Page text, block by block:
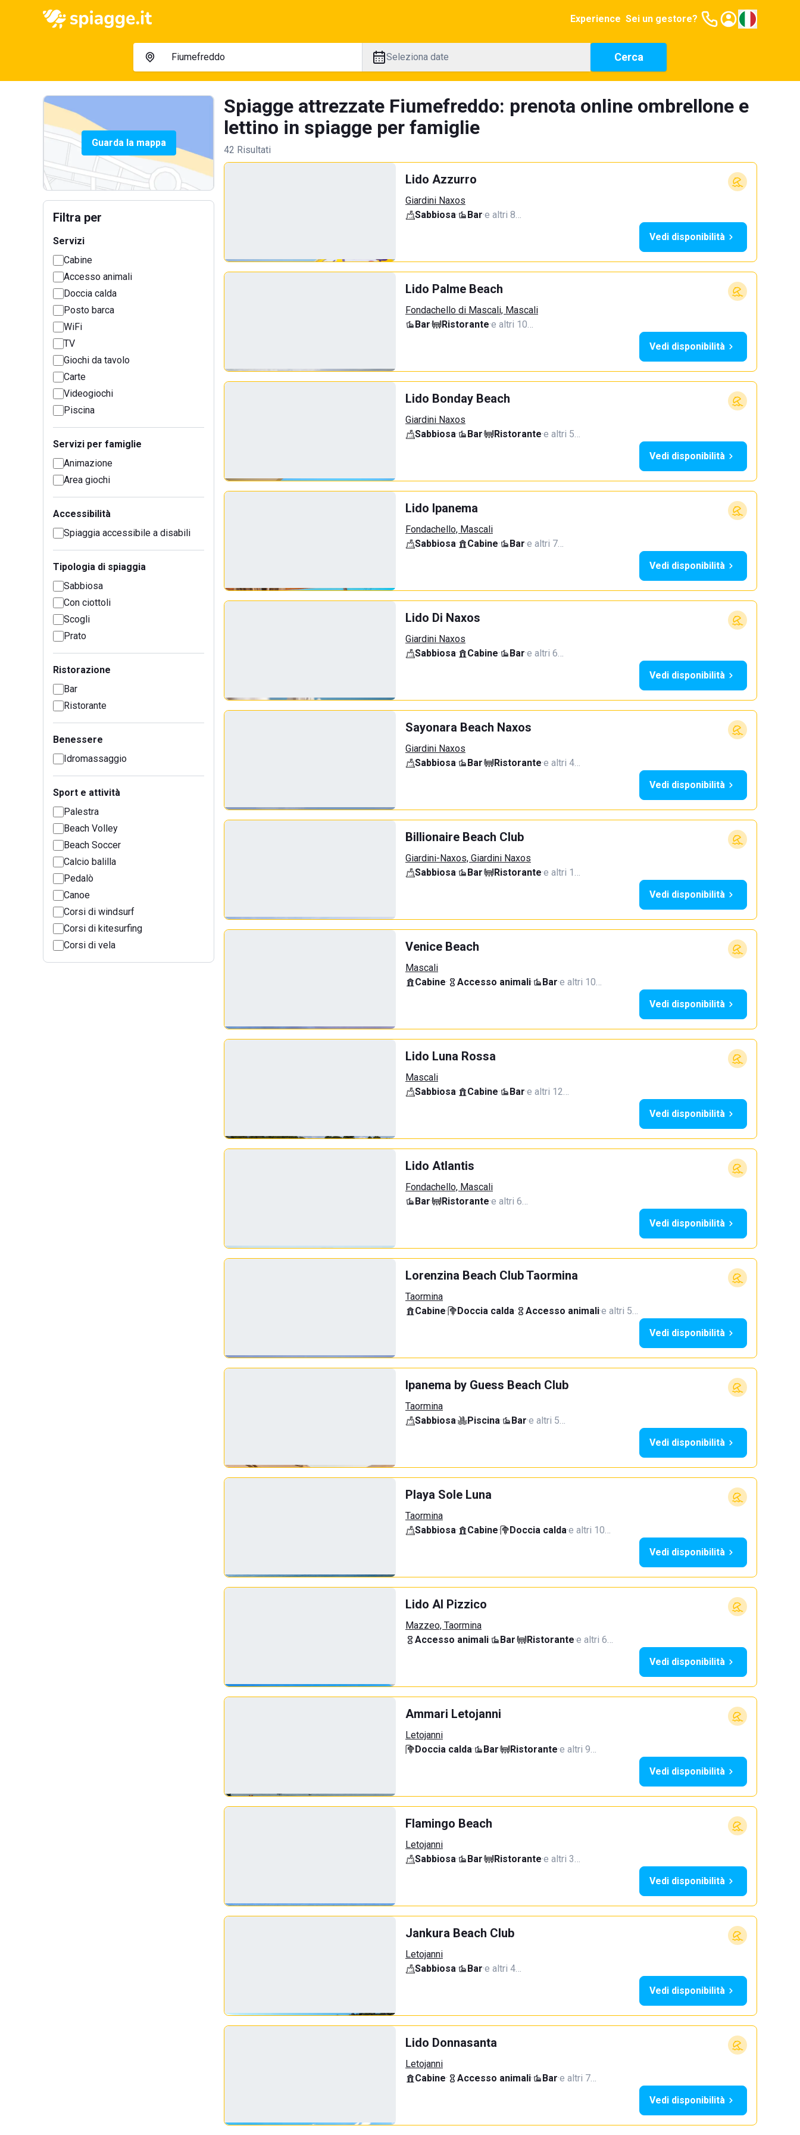
Experience Sei un gestore?
Seleziona date Cerca
Guarda la mappa
Filtra per
Servizi
Cabine
Accesso animali
Doccia calda
Posto barca
WiFi
TV
Giochi da tavolo
Carte
Videogiochi
Piscina
Servizi per famiglie
Animazione
Area giochi
Accessibilità
Spiaggia accessibile a disabili
Tipologia di spiaggia
Sabbiosa
Con ciottoli
Scogli
Prato
Ristorazione
Bar
Ristorante
Benessere
Idromassaggio
Sport e attività
Palestra
Beach Volley
Beach Soccer
Calcio balilla
Pedalò
Canoe
Corsi di windsurf
Corsi di kitesurfing
Corsi di vela
Spiagge attrezzate Fiumefreddo: prenota online ombrellone e
lettino in spiagge per famiglie
42 Risultati
Lido Azzurro
Giardini Naxos
Sabbiosa· Bar·e altri 8…
Vedi disponibilità
Lido Palme Beach
Fondachello di Mascali, Mascali
Bar· Ristorante·e altri 10…
Vedi disponibilità
Lido Bonday Beach
Giardini Naxos
Sabbiosa· Bar· Ristorante·e altri 5…
Vedi disponibilità
Lido Ipanema
Fondachello, Mascali
Sabbiosa· Cabine· Bar·e altri 7…
Vedi disponibilità
Lido Di Naxos
Giardini Naxos
Sabbiosa· Cabine· Bar·e altri 6…
Vedi disponibilità
Sayonara Beach Naxos
Giardini Naxos
Sabbiosa· Bar· Ristorante·e altri 4…
Vedi disponibilità
Billionaire Beach Club
Giardini-Naxos, Giardini Naxos
Sabbiosa· Bar· Ristorante·e altri 1…
Vedi disponibilità
Venice Beach
Mascali
Cabine· Accesso animali· Bar·e altri 10…
Vedi disponibilità
Lido Luna Rossa
Mascali
Sabbiosa· Cabine· Bar·e altri 12…
Vedi disponibilità
Lido Atlantis
Fondachello, Mascali
Bar· Ristorante·e altri 6…
Vedi disponibilità
Lorenzina Beach Club Taormina
Taormina
Cabine· Doccia calda· Accesso animali·e altri 5…
Vedi disponibilità
Ipanema by Guess Beach Club
Taormina
Sabbiosa· Piscina· Bar·e altri 5…
Vedi disponibilità
Playa Sole Luna
Taormina
Sabbiosa· Cabine· Doccia calda·e altri 10…
Vedi disponibilità
Lido Al Pizzico
Mazzeo, Taormina
Accesso animali· Bar· Ristorante·e altri 6…
Vedi disponibilità
Ammari Letojanni
Letojanni
Doccia calda· Bar· Ristorante·e altri 9…
Vedi disponibilità
Flamingo Beach
Letojanni
Sabbiosa· Bar· Ristorante·e altri 3…
Vedi disponibilità
Jankura Beach Club
Letojanni
Sabbiosa· Bar·e altri 4…
Vedi disponibilità
Lido Donnasanta
Letojanni
Cabine· Accesso animali· Bar·e altri 7…
Vedi disponibilità